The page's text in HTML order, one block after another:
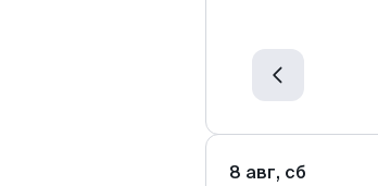
8 авг, сб